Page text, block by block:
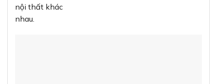
nội thất khác
nhau.